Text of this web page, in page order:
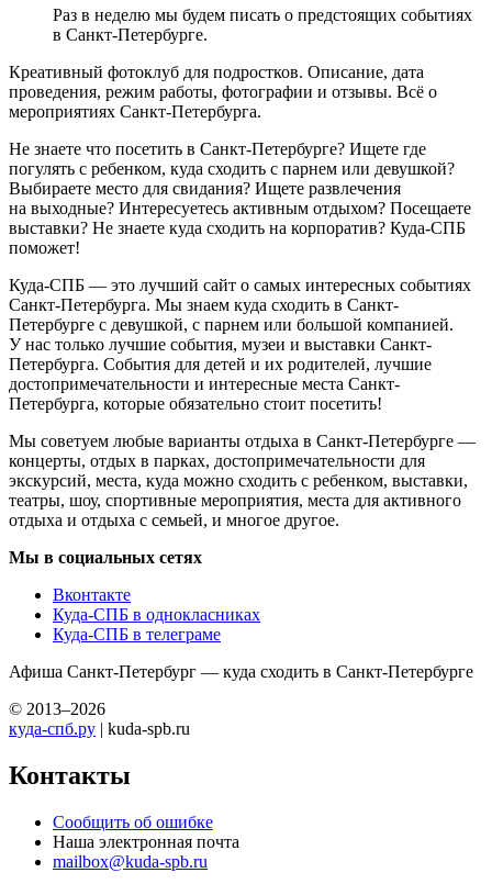
Раз в неделю мы будем писать о предстоящих событиях
в Санкт-Петербурге.
Креативный фотоклуб для подростков. Описание, дата
проведения, режим работы, фотографии и отзывы. Всё о
мероприятиях Санкт-Петербурга.
Не знаете что посетить в Санкт-Петербурге? Ищете где
погулять с ребенком, куда сходить с парнем или девушкой?
Выбираете место для свидания? Ищете развлечения
на выходные? Интересуетесь активным отдыхом? Посещаете
выставки? Не знаете куда сходить на корпоратив? Куда-СПБ
поможет!
Куда-СПБ — это лучший сайт о самых интересных событиях
Санкт-Петербурга. Мы знаем куда сходить в Санкт-
Петербурге с девушкой, с парнем или большой компанией.
У нас только лучшие события, музеи и выставки Санкт-
Петербурга. События для детей и их родителей, лучшие
достопримечательности и интересные места Санкт-
Петербурга, которые обязательно стоит посетить!
Мы советуем любые варианты отдыха в Санкт-Петербурге —
концерты, отдых в парках, достопримечательности для
экскурсий, места, куда можно сходить с ребенком, выставки,
театры, шоу, спортивные мероприятия, места для активного
отдыха и отдыха с семьей, и многое другое.
Мы в социальных сетях
Вконтакте
Куда-СПБ в однокласниках
Куда-СПБ в телеграме
Афиша Санкт-Петербург — куда сходить в Санкт-Петербурге
© 2013–2026
куда-спб.ру | kuda-spb.ru
Контакты
Сообщить об ошибке
Наша электронная почта
mailbox@kuda-spb.ru